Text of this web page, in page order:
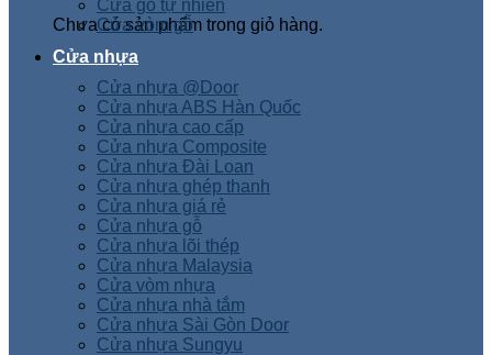
Chưa có sản phẩm trong giỏ hàng.
Cửa gỗ tự nhiên
Cửa vòm gỗ
Cửa nhựa
Cửa nhựa @Door
Cửa nhựa ABS Hàn Quốc
Cửa nhựa cao cấp
Cửa nhựa Composite
Cửa nhựa Đài Loan
Cửa nhựa ghép thanh
Cửa nhựa giá rẻ
Cửa nhựa gỗ
Cửa nhựa lõi thép
Cửa nhựa Malaysia
Cửa vòm nhựa
Cửa nhựa nhà tắm
Cửa nhựa Sài Gòn Door
Cửa nhựa Sungyu